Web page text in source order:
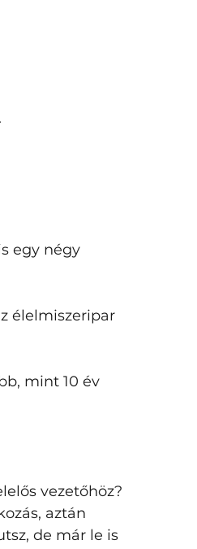
egy négy
élelmiszeripar
mint 10 év
vezetőhöz?
aztán
de már le is